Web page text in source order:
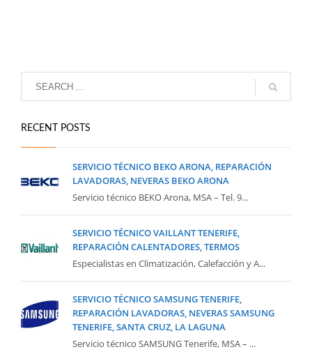
RECENT POSTS
SERVICIO TÉCNICO BEKO ARONA, REPARACIÓN
LAVADORAS, NEVERAS BEKO ARONA
Servicio técnico BEKO Arona, MSA – Tel. 9...
SERVICIO TÉCNICO VAILLANT TENERIFE,
REPARACIÓN CALENTADORES, TERMOS
Especialistas en Climatización, Calefacción y A...
SERVICIO TÉCNICO SAMSUNG TENERIFE,
REPARACIÓN LAVADORAS, NEVERAS SAMSUNG
TENERIFE, SANTA CRUZ, LA LAGUNA
Servicio técnico SAMSUNG Tenerife, MSA – ...